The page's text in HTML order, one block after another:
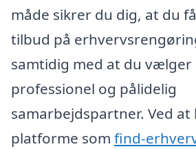
måde sikrer du dig, at du
tilbud på
samtidig med at du vælger
professionel og pålidelig
samarbejdspartner. Ved at
platforme som find-